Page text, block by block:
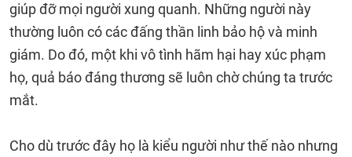
giúp đỡ mọi người xung quanh. Những người này
thường luôn có các đấng thần linh bảo hộ và minh
giám. Do đó, một khi vô tình hãm hại hay xúc phạm
họ, quả báo đáng thương sẽ luôn chờ chúng ta trước
mắt.
Cho dù trước đây họ là kiểu người như thế nào nhưng